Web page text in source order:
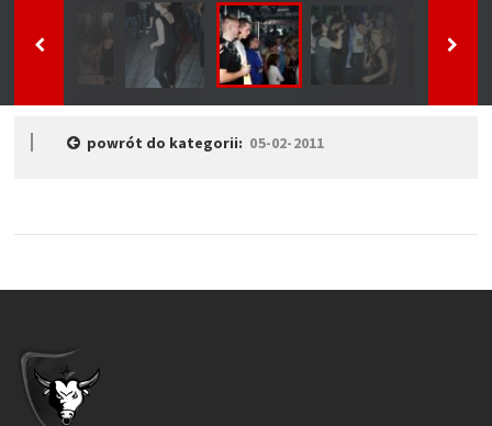
powrót do kategorii: 05-02-2011